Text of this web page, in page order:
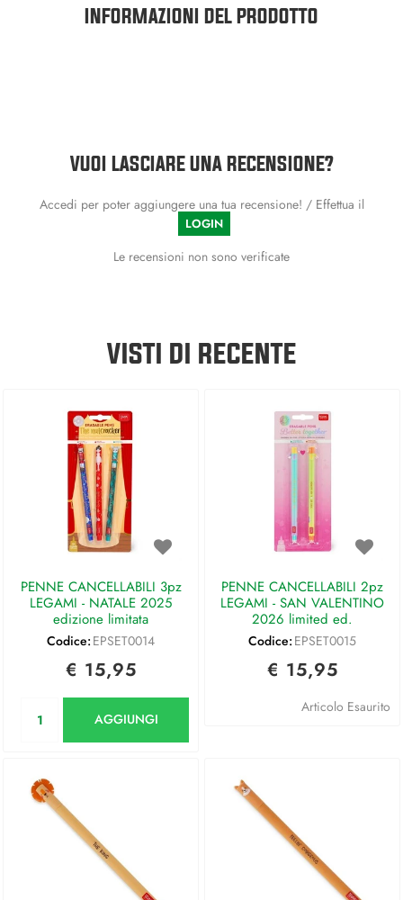
INFORMAZIONI DEL PRODOTTO
VUOI LASCIARE UNA RECENSIONE?
Accedi per poter aggiungere una tua recensione! / Effettua il
LOGIN
Le recensioni non sono verificate
VISTI DI RECENTE
PENNE CANCELLABILI 3pz
LEGAMI - NATALE 2025
edizione limitata
Codice: EPSET0014
€ 15,95
AGGIUNGI
PENNE CANCELLABILI 2pz
LEGAMI - SAN VALENTINO
2026 limited ed.
Codice: EPSET0015
€ 15,95
Articolo Esaurito